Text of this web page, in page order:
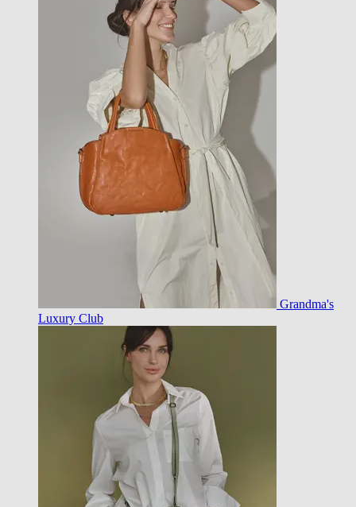
Grandma's
Luxury Club